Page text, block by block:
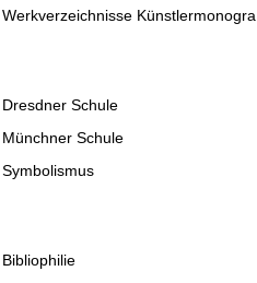
Werkverzeichnisse Künstlermonographien
Dresdner Schule
Münchner Schule
Symbolismus
Bibliophilie